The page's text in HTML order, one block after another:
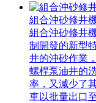
組合沖砂修井
組合沖砂修井
制開發的新型
井的沖砂作業
螺桿泵油井的
率，又減少了
車以批量出口